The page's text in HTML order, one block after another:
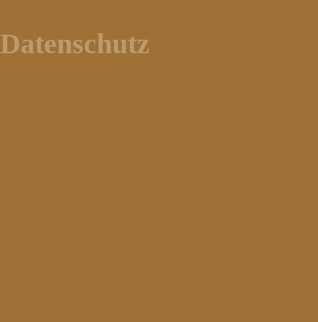
Datenschutz